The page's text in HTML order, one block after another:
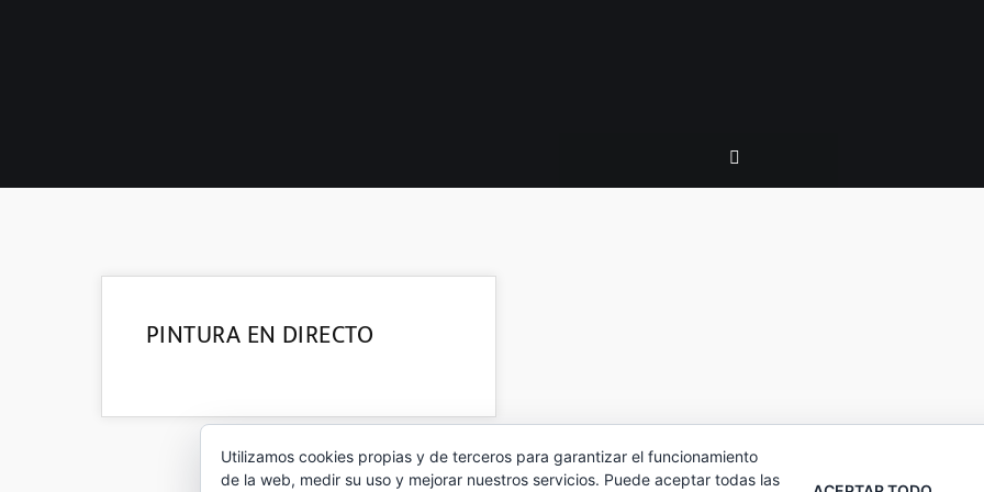
29
PINTURA EN DIRECTO
Utilizamos cookies propias y de terceros para garantizar el funcionamiento
de la web, medir su uso y mejorar nuestros servicios. Puede aceptar todas las